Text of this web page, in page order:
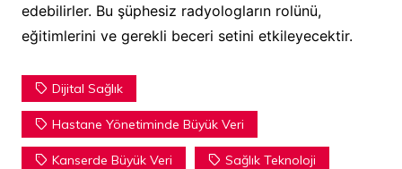
edebilirler. Bu şüphesiz radyologların rolünü,
eğitimlerini ve gerekli beceri setini etkileyecektir.
Dijital Sağlık
Hastane Yönetiminde Büyük Veri
Kanserde Büyük Veri Sağlık Teknoloji